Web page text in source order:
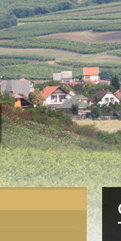
is deprecated in/
is deprecated in/
is deprecated in/